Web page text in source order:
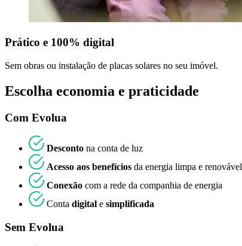
Prático e 100% digital
Sem obras ou instalação de placas solares no seu imóvel.
Escolha economia e praticidade
Com Evolua
Desconto na conta de luz
Acesso aos benefícios da energia limpa e renovável
Conexão com a rede da companhia de energia
Conta digital e simplificada
Sem Evolua